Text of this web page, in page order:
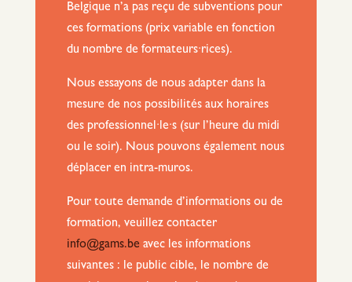
Belgique n’a pas reçu de subventions pour
ces formations (prix variable en fonction
du nombre de formateurs·rices).
Nous essayons de nous adapter dans la
mesure de nos possibilités aux horaires
des professionnel·le·s (sur l’heure du midi
ou le soir). Nous pouvons également nous
déplacer en intra-muros.
Pour toute demande d’informations ou de
formation, veuillez contacter
info@gams.be avec les informations
suivantes : le public cible, le nombre de